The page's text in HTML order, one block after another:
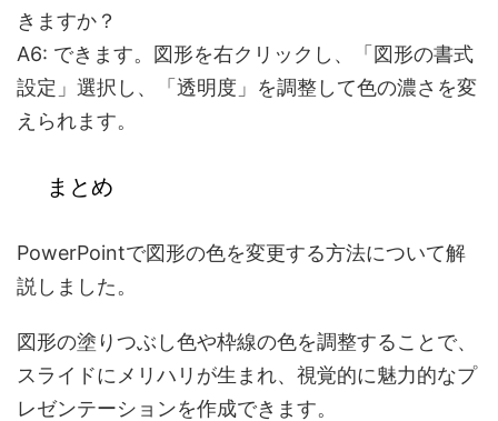
きますか？
A6: できます。図形を右クリックし、「図形の書式
設定」選択し、「透明度」を調整して色の濃さを変
えられます。
まとめ
PowerPointで図形の色を変更する方法について解
説しました。
図形の塗りつぶし色や枠線の色を調整することで、
スライドにメリハリが生まれ、視覚的に魅力的なプ
レゼンテーションを作成できます。